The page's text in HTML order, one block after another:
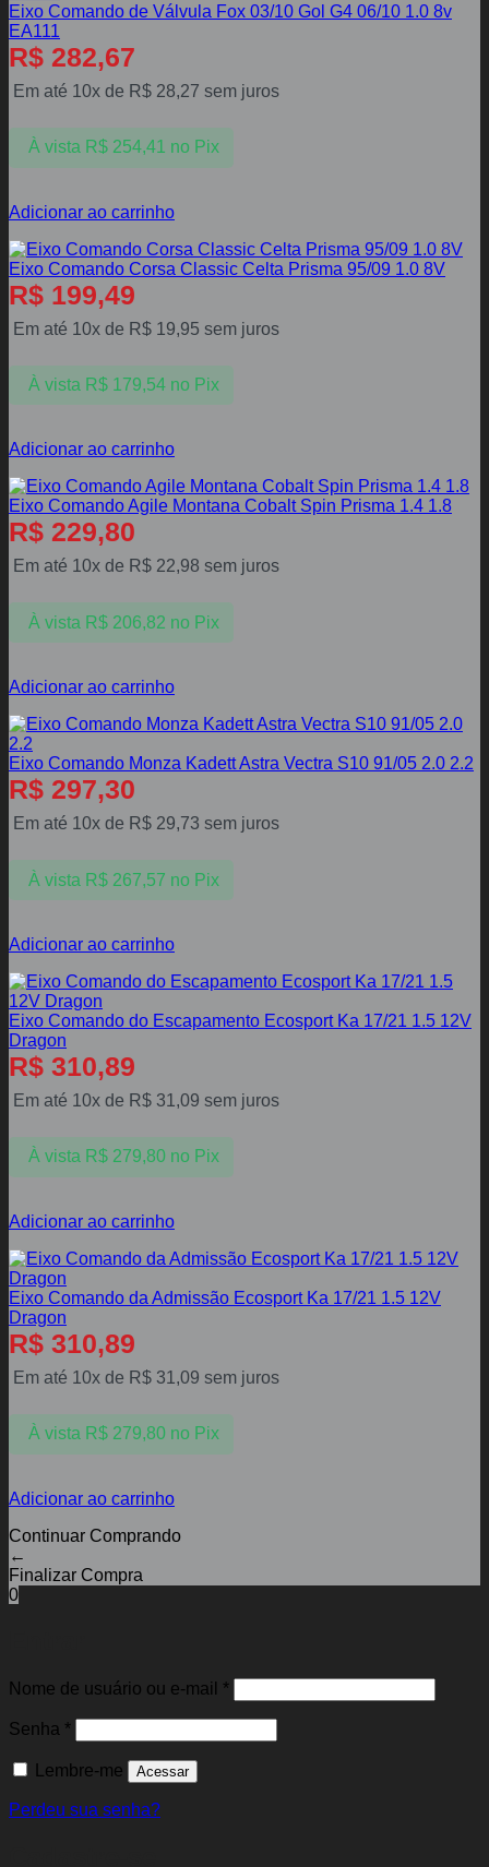
Eixo Comando de Válvula Fox 03/10 Gol G4 06/10 1.0 8v
EA111
R$ 282,67
Em até 10x de R$ 28,27 sem juros
À vista R$254,41 no Pix
Adicionar ao carrinho
Eixo Comando Corsa Classic Celta Prisma 95/09 1.0 8V
R$ 199,49
Em até 10x de R$ 19,95 sem juros
À vista R$179,54 no Pix
Adicionar ao carrinho
Eixo Comando Agile Montana Cobalt Spin Prisma 1.4 1.8
R$ 229,80
Em até 10x de R$ 22,98 sem juros
À vista R$206,82 no Pix
Adicionar ao carrinho
Eixo Comando Monza Kadett Astra Vectra S10 91/05 2.0 2.2
R$ 297,30
Em até 10x de R$ 29,73 sem juros
À vista R$267,57 no Pix
Adicionar ao carrinho
Eixo Comando do Escapamento Ecosport Ka 17/21 1.5 12V
Dragon
R$ 310,89
Em até 10x de R$ 31,09 sem juros
À vista R$279,80 no Pix
Adicionar ao carrinho
Eixo Comando da Admissão Ecosport Ka 17/21 1.5 12V
Dragon
R$ 310,89
Em até 10x de R$ 31,09 sem juros
À vista R$279,80 no Pix
Adicionar ao carrinho
Continuar Comprando
←
Finalizar Compra
0
Nome de usuário ou e-mail *Obrigatório
Senha *Obrigatório
Lembre-me Acessar
Perdeu sua senha?